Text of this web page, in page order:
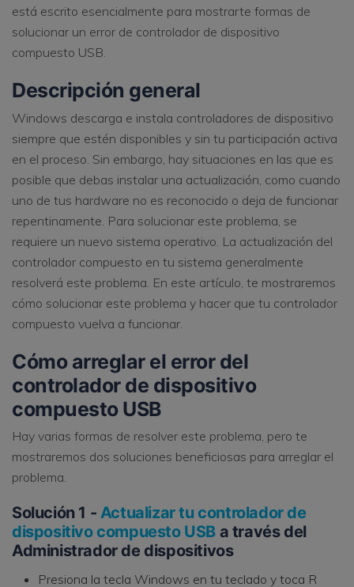
está escrito esencialmente para mostrarte formas de
solucionar un error de controlador de dispositivo
compuesto USB.
Descripción general
Windows descarga e instala controladores de dispositivo
siempre que estén disponibles y sin tu participación activa
en el proceso. Sin embargo, hay situaciones en las que es
posible que debas instalar una actualización, como cuando
uno de tus hardware no es reconocido o deja de funcionar
repentinamente. Para solucionar este problema, se
requiere un nuevo sistema operativo. La actualización del
controlador compuesto en tu sistema generalmente
resolverá este problema. En este artículo, te mostraremos
cómo solucionar este problema y hacer que tu controlador
compuesto vuelva a funcionar.
Cómo arreglar el error del
controlador de dispositivo
compuesto USB
Hay varias formas de resolver este problema, pero te
mostraremos dos soluciones beneficiosas para arreglar el
problema.
Solución 1 - Actualizar tu controlador de
dispositivo compuesto USB a través del
Administrador de dispositivos
Presiona la tecla Windows en tu teclado y toca R